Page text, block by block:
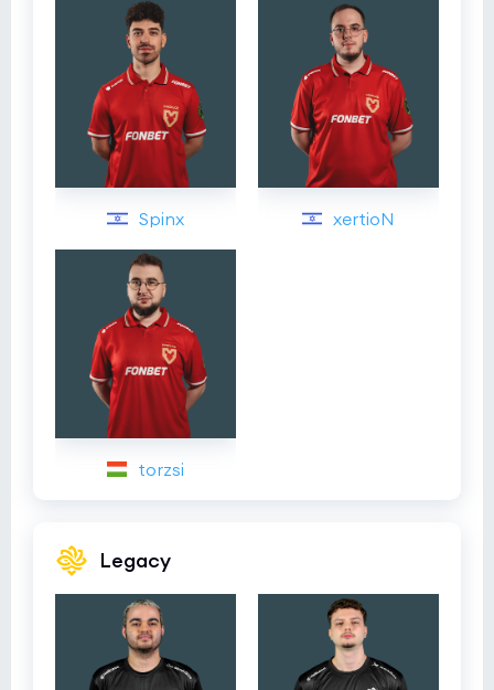
Spinx xertioN
torzsi
Legacy